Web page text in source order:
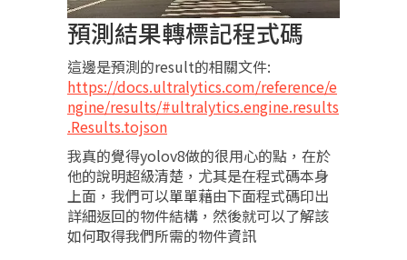
預測結果轉標記程式碼
這邊是預測的result的相關文件:
https://docs.ultralytics.com/reference/e
ngine/results/#ultralytics.engine.results
.Results.tojson
我真的覺得yolov8做的很用心的點，在於
他的說明超級清楚，尤其是在程式碼本身
上面，我們可以單單藉由下面程式碼印出
詳細返回的物件結構，然後就可以了解該
如何取得我們所需的物件資訊